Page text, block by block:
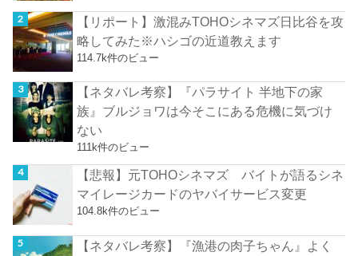
【リポート】激混みTOHOシネマズ日比谷を攻
略してみた※ハシゴの近道教えます
114.7k件のビュー
【ネタバレ考察】『パラサイト 半地下の家
族』ブルジョワは今そこにある危機に気づけ
ない
111k件のビュー
【悲報】元TOHOシネマズ バイトが語るシネ
マイレージカードのヤバイサービス変更
104.8k件のビュー
【ネタバレ考察】『漁港の肉子ちゃん』よく